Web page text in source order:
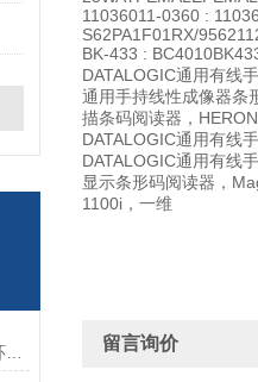
美国Northstar探头在高温高压蒸汽环境下的液位测量可靠性
11036011-0360 :
S62PA1F01RX/
BK-433 :
DATALOGIC通用有线
通用手持线性成像器条
描条码阅读器，
DATALOGIC通用有线
DATALOGIC通用有线
显示条形码阅读器，
1100i，一维
留言询价